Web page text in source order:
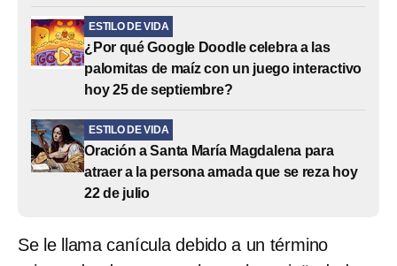
ESTILO DE VIDA
¿Por qué Google Doodle celebra a las
palomitas de maíz con un juego interactivo
hoy 25 de septiembre?
ESTILO DE VIDA
Oración a Santa María Magdalena para
atraer a la persona amada que se reza hoy
22 de julio
Se le llama canícula debido a un término